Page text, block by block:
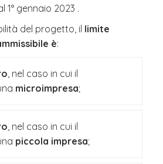
gennaio 2023 .
del progetto, il limite
è:
, nel caso in cui il
microimpresa;
, nel caso in cui il
piccola impresa;